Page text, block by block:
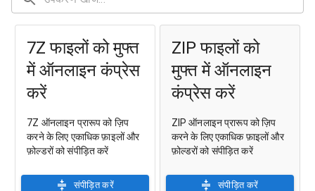
7Z फाइलों को मुफ्त
में ऑनलाइन कंप्रेस
करें
7Z ऑनलाइन प्रारूप को ज़िप
करने के लिए एकाधिक फ़ाइलों और
फ़ोल्डरों को संपीड़ित करें
संपीड़ित करें
ZIP फाइलों को
मुफ्त में ऑनलाइन
कंप्रेस करें
ZIP ऑनलाइन प्रारूप को ज़िप
करने के लिए एकाधिक फ़ाइलों और
फ़ोल्डरों को संपीड़ित करें
संपीड़ित करें